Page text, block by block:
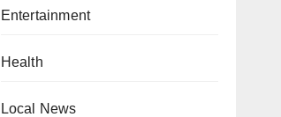
Entertainment
Health
Local News